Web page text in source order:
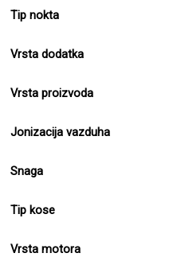
Tip nokta
Vrsta dodatka
Vrsta proizvoda
Jonizacija vazduha
Snaga
Tip kose
Vrsta motora